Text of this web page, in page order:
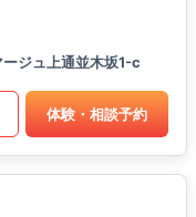
ジュ上通並木坂1-c
体験・相談予約